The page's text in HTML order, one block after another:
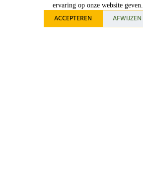
ervaring op onze website geven.
ACCEPTEREN AFWIJZEN